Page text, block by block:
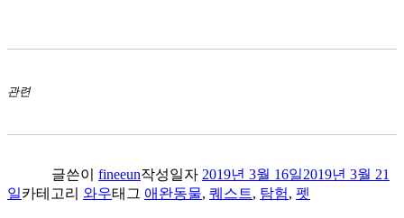
관련
글쓴이 fineeun작성일자 2019년 3월 16일2019년 3월 21
일카테고리 와우태그 애완동물, 퀘스트, 탐험, 펫